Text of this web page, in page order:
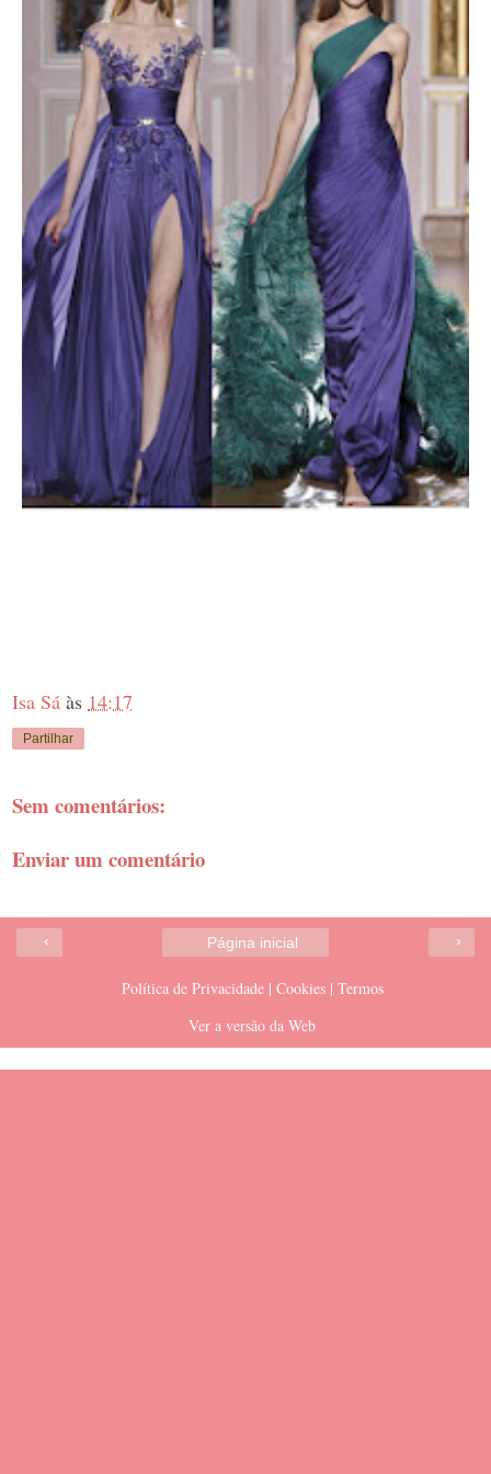
Isa Sá às 14:17
Partilhar
Sem comentários:
Enviar um comentário
‹ ›
Página inicial
Política de Privacidade | Cookies | Termos
Ver a versão da Web